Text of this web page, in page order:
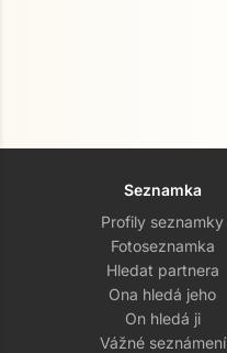
Seznamka
Profily seznamky
Fotoseznamka
Hledat partnera
Ona hledá jeho
On hledá ji
Vážné seznámení